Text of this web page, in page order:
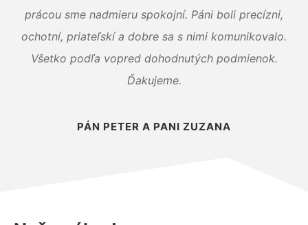
prácou sme nadmieru spokojní. Páni boli precízni,
ochotní, priateľskí a dobre sa s nimi komunikovalo.
Všetko podľa vopred dohodnutých podmienok.
Ďakujeme.
PÁN PETER A PANI ZUZANA